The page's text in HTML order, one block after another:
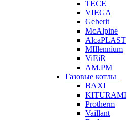
TECE
VIEGA
Geberit
McAlpine
AlcaPLAST
MIllennium
ViEiR
AM.PM
Газовые котлы
BAXI
KITURAMI
Protherm
Vaillant